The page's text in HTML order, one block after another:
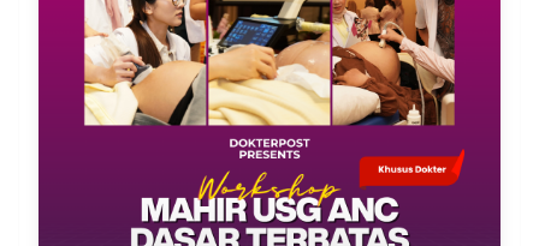
pupil dan refleks cahaya langsung serta tidak
langsung.
Tes Fluorescein:
Teknik Aplikasi:Basahi strip fluorescein steril
dengan sedikit cairan NaCl 0.9% steril atau air
mata buatan (jangan terlalu basah). Minta
pasien melihat ke atas, tarik kelopak mata